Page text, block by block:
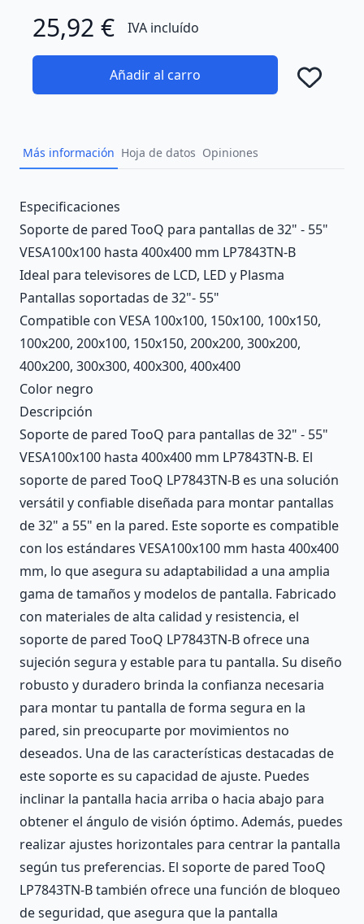
25,92 € IVA incluído
Añadir al carro
Más información Hoja de datos Opiniones
Description
Especificaciones
Soporte de pared TooQ para pantallas de 32" - 55"
VESA100x100 hasta 400x400 mm LP7843TN-B
Ideal para televisores de LCD, LED y Plasma
Pantallas soportadas de 32"- 55"
Compatible con VESA 100x100, 150x100, 100x150,
100x200, 200x100, 150x150, 200x200, 300x200,
400x200, 300x300, 400x300, 400x400
Color negro
Descripción
Soporte de pared TooQ para pantallas de 32" - 55"
VESA100x100 hasta 400x400 mm LP7843TN-B. El
soporte de pared TooQ LP7843TN-B es una solución
versátil y confiable diseñada para montar pantallas
de 32" a 55" en la pared. Este soporte es compatible
con los estándares VESA100x100 mm hasta 400x400
mm, lo que asegura su adaptabilidad a una amplia
gama de tamaños y modelos de pantalla. Fabricado
con materiales de alta calidad y resistencia, el
soporte de pared TooQ LP7843TN-B ofrece una
sujeción segura y estable para tu pantalla. Su diseño
robusto y duradero brinda la confianza necesaria
para montar tu pantalla de forma segura en la
pared, sin preocuparte por movimientos no
deseados. Una de las características destacadas de
este soporte es su capacidad de ajuste. Puedes
inclinar la pantalla hacia arriba o hacia abajo para
obtener el ángulo de visión óptimo. Además, puedes
realizar ajustes horizontales para centrar la pantalla
según tus preferencias. El soporte de pared TooQ
LP7843TN-B también ofrece una función de bloqueo
de seguridad, que asegura que la pantalla